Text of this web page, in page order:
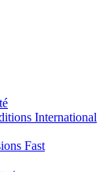
International
Fast